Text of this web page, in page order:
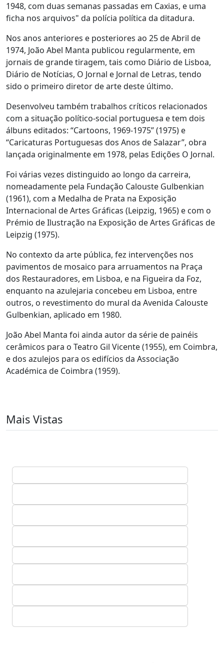
1948, com duas semanas passadas em Caxias, e uma
ficha nos arquivos" da polícia política da ditadura.
Nos anos anteriores e posteriores ao 25 de Abril de
1974, João Abel Manta publicou regularmente, em
jornais de grande tiragem, tais como Diário de Lisboa,
Diário de Notícias, O Jornal e Jornal de Letras, tendo
sido o primeiro diretor de arte deste último.
Desenvolveu também trabalhos críticos relacionados
com a situação político-social portuguesa e tem dois
álbuns editados: “Cartoons, 1969-1975” (1975) e
“Caricaturas Portuguesas dos Anos de Salazar”, obra
lançada originalmente em 1978, pelas Edições O Jornal.
Foi várias vezes distinguido ao longo da carreira,
nomeadamente pela Fundação Calouste Gulbenkian
(1961), com a Medalha de Prata na Exposição
Internacional de Artes Gráficas (Leipzig, 1965) e com o
Prémio de Ilustração na Exposição de Artes Gráficas de
Leipzig (1975).
No contexto da arte pública, fez intervenções nos
pavimentos de mosaico para arruamentos na Praça
dos Restauradores, em Lisboa, e na Figueira da Foz,
enquanto na azulejaria concebeu em Lisboa, entre
outros, o revestimento do mural da Avenida Calouste
Gulbenkian, aplicado em 1980.
João Abel Manta foi ainda autor da série de painéis
cerâmicos para o Teatro Gil Vicente (1955), em Coimbra,
e dos azulejos para os edifícios da Associação
Académica de Coimbra (1959).
Mais Vistas